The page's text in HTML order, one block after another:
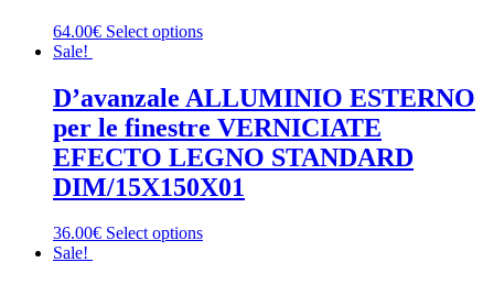
64.00€ Select options
Sale!
D’avanzale ALLUMINIO ESTERNO
per le finestre VERNICIATE
EFECTO LEGNO STANDARD
DIM/15X150X01
36.00€ Select options
Sale!